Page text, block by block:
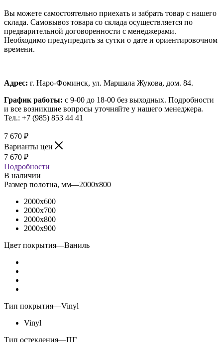
Вы можете самостоятельно приехать и забрать товар с нашего
склада. Самовывоз товара со склада осуществляется по
предварительной договоренности с менеджерами.
Необходимо предупредить за сутки о дате и ориентировочном
времени.
Адрес: г. Наро-Фоминск, ул. Маршала Жукова, дом. 84.
График работы: с 9-00 до 18-00 без выходных. Подробности
и все возникшие вопросы уточняйте у нашего менеджера.
Тел.: +7 (985) 853 44 41
7 670 ₽
Варианты цен
7 670 ₽
Подробности
В наличии
Размер полотна, мм—2000x800
2000x600
2000x700
2000x800
2000x900
Цвет покрытия—Ваниль
Тип покрытия—Vinyl
Vinyl
Тип остекления—ПГ